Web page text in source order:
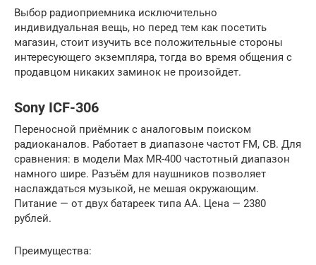
Выбор радиоприемника исключительно
индивидуальная вещь, но перед тем как посетить
магазин, стоит изучить все положительные стороны
интересующего экземпляра, тогда во время общения с
продавцом никаких заминок не произойдет.
Sony ICF-306
Переносной приёмник с аналоговым поиском
радиоканалов. Работает в диапазоне частот FM, СВ. Для
сравнения: в модели Max MR-400 частотный диапазон
намного шире. Разъём для наушников позволяет
наслаждаться музыкой, не мешая окружающим.
Питание — от двух батареек типа АА. Цена — 2380
рублей.
Преимущества: